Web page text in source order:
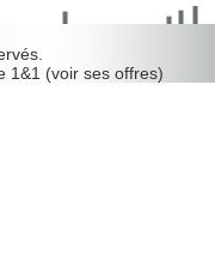
1&1 (voir ses offres)